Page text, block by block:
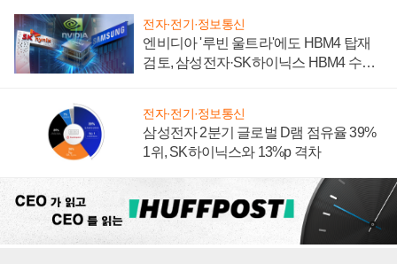
전자·전기·정보통신
엔비디아 '루빈 울트라'에도 HBM4 탑재
검토, 삼성전자·SK하이닉스 HBM4 수율
전자·전기·정보통신
삼성전자 2분기 글로벌 D램 점유율 39%
1위, SK하이닉스와 13%p 격차